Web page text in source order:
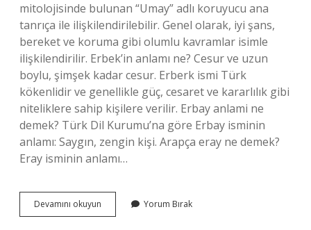
mitolojisinde bulunan “Umay” adlı koruyucu ana
tanrıça ile ilişkilendirilebilir. Genel olarak, iyi şans,
bereket ve koruma gibi olumlu kavramlar isimle
ilişkilendirilir. Erbek’in anlamı ne? Cesur ve uzun
boylu, şimşek kadar cesur. Erberk ismi Türk
kökenlidir ve genellikle güç, cesaret ve kararlılık gibi
niteliklere sahip kişilere verilir. Erbay anlami ne
demek? Türk Dil Kurumu’na göre Erbay isminin
anlamı: Saygın, zengin kişi. Arapça eray ne demek?
Eray isminin anlamı…
Devamını okuyun
In
Yorum Bırak